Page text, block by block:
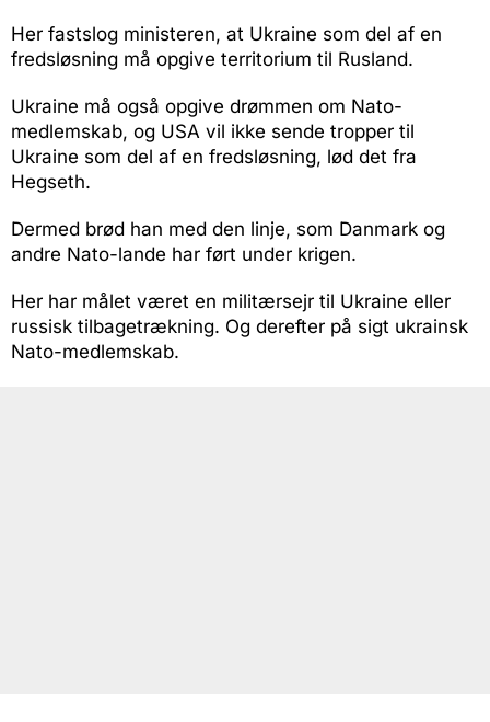
Her fastslog ministeren, at Ukraine som del af en
fredsløsning må opgive territorium til Rusland.
Ukraine må også opgive drømmen om Nato-
medlemskab, og USA vil ikke sende tropper til
Ukraine som del af en fredsløsning, lød det fra
Hegseth.
Dermed brød han med den linje, som Danmark og
andre Nato-lande har ført under krigen.
Her har målet været en militærsejr til Ukraine eller
russisk tilbagetrækning. Og derefter på sigt ukrainsk
Nato-medlemskab.